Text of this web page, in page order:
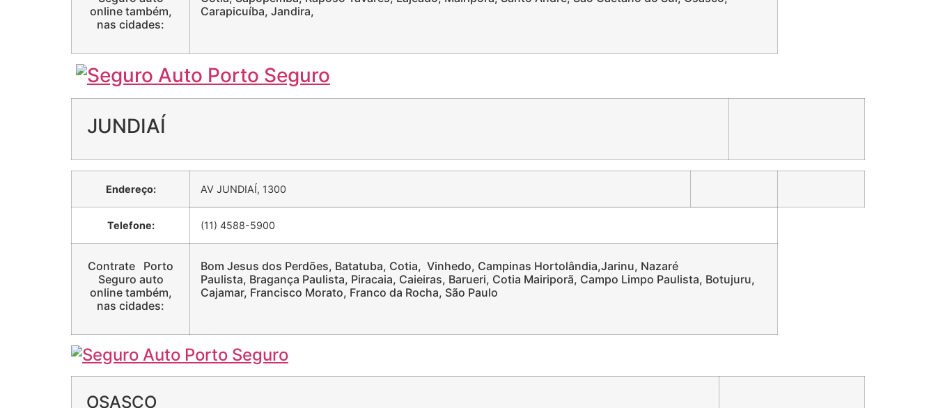
online também,
nas cidades:
Carapicuíba, Jandira,
JUNDIAÍ
Endereço: AV JUNDIAÍ, 1300
Telefone: (11) 4588-5900
Contrate Porto
Seguro auto
online também,
nas cidades:
Bom Jesus dos Perdões, Batatuba, Cotia, Vinhedo, Campinas Hortolândia,Jarinu, Nazaré
Paulista, Bragança Paulista, Piracaia, Caieiras, Barueri, Cotia Mairiporã, Campo Limpo Paulista, Botujuru,
Cajamar, Francisco Morato, Franco da Rocha, São Paulo
OSASCO